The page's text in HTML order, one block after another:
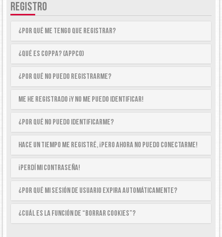
REGISTRO
¿Por qué me tengo que registrar?
¿Qué es COPPA? (APPCO)
¿Por qué no puedo registrarme?
Me he registrado ¡y no me puedo identificar!
¿Por qué no puedo identificarme?
Hace un tiempo me registré, ¡pero ahora no puedo conectarme!
¡Perdí mi contraseña!
¿Por qué mi sesión de usuario expira automáticamente?
¿Cuál es la función de “Borrar cookies”?